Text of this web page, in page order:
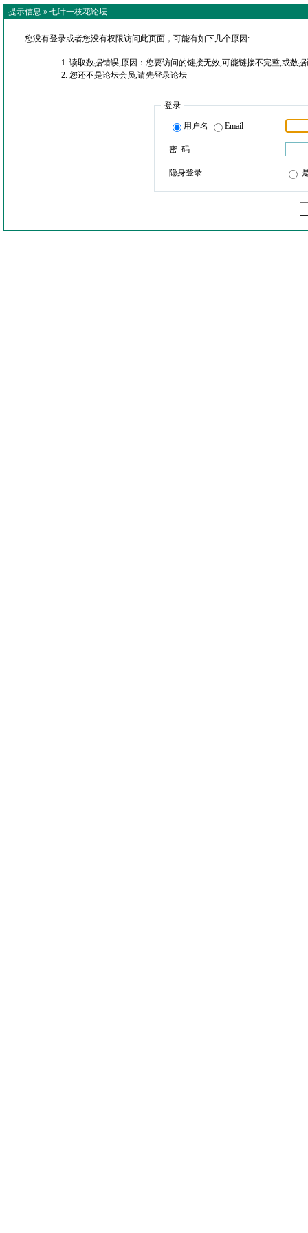
提示信息 » 七叶一枝花论坛
您没有登录或者您没有权限访问此页面，可能有如下几个原因:
读取数据错误,原因：您要访问的链接无效,可能链接不完整,或数
您还不是论坛会员,请先登录论坛
登录
用户名 Email
密 码
隐身登录